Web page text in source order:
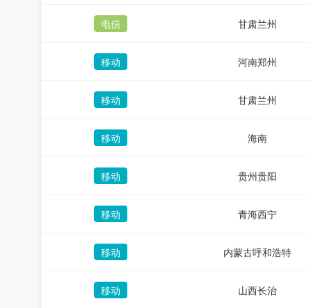
电信 甘肃兰州
移动 河南郑州
移动 甘肃兰州
移动 海南
移动 贵州贵阳
移动 青海西宁
移动 内蒙古呼和浩特
移动 山西长治